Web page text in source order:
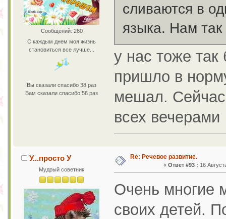
Сообщений: 260
С каждым днем моя жизнь
становиться все лучше...
Вы сказали спасибо 38 раз
Вам сказали спасибо 56 раз
сливаются в
языка. Нам так
у нас тоже
пришло в
мешал.
всех вечерами
У...просто У
Мудрый советник
Re: Речевое развитие.
« Ответ #93 : 16
Очень многие
своих детей.